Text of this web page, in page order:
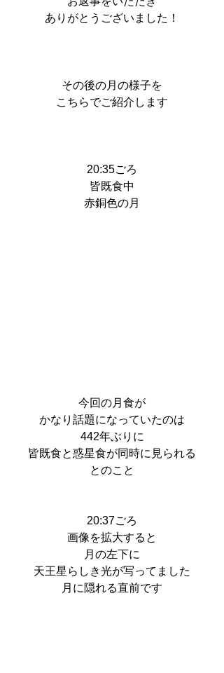
ありがとうございました！
その後の月の様子を
こちらでご紹介します
20:35ごろ
皆既食中
赤銅色の月
今回の月食が
かなり話題になっていたのは
442年ぶりに
皆既食と惑星食が同時に見られる
とのこと
20:37ごろ
画像を拡大すると
月の左下に
天王星らしき光が写ってました
月に隠れる直前です